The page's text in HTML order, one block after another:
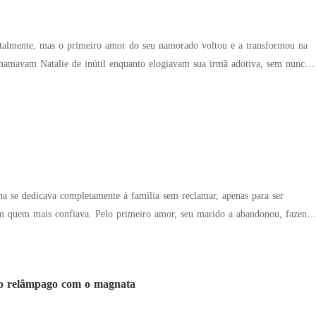
mas o primeiro amor do seu namorado voltou e a transformou na
chegou tarde demais. O ex implorou por perdão:
perdoar pelo bem do nosso filho?" Um homem poderoso abraçou Natalie.
a ver com você."
se dedicava completamente à família sem reclamar, apenas para ser
amor, seu marido a abandonou, fazendo
tirem esse homem daqui!"
relâmpago com o magnata